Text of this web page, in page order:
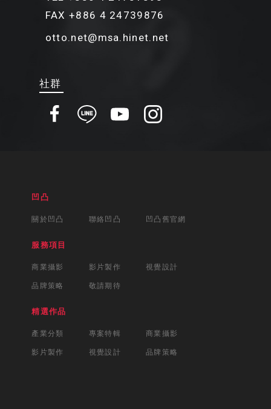
FAX +886 4 24739876
otto.net@msa.hinet.net
社群
凹凸
關於凹凸 聯絡凹凸 凹凸舊官網
服務項目
商業攝影 影片製作 視覺設計
品牌策略 敬請期待
精選作品
產業分類 專案特輯 商業攝影
影片製作 視覺設計 品牌策略